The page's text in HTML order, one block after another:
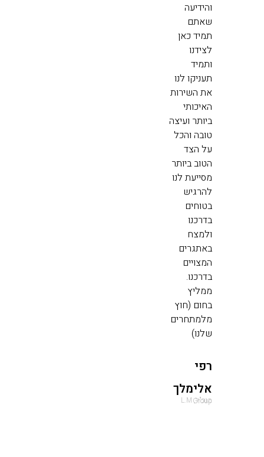
והידיעה
שאתם
תמיד כאן
לצידנו
ותמיד
תעניקו לנו
את השירות
האיכותי
ביותר ועיצה
טובה והכל
על הצד
הטוב ביותר
מסייעת לנו
להרגיש
בטוחים
בדרכנו
ולמצח
באתגרים
המצויים
בדרכנו.
ממליץ
בחום (חוץ
מלמתחרים
שלנו)
רפי
אלימלך
מנכ"ל, L.M Group